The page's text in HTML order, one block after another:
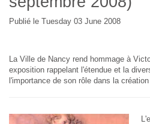
Publié le Tuesday 03 June 2008
La Ville de Nancy rend hommage à
exposition rappelant l'étendue et la
l'importance de son rôle dans la